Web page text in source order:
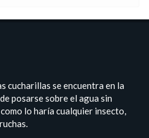
cucharillas se encuentra en la
posarse sobre el agua sin
lo haría cualquier insecto,